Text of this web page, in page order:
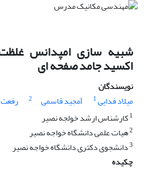
شبیه سازی امپدانس
اکسید جامد صفحه ای
نویسندگان
میلاد فدایی1 lمجید قاسمی 2
1کارشناس ارشد خولجه نصیر
2هیات علمی دانشگاه خواجه نصیر
3دانشجوی دکتری دانشگاه خواجه نصیر
چکیده